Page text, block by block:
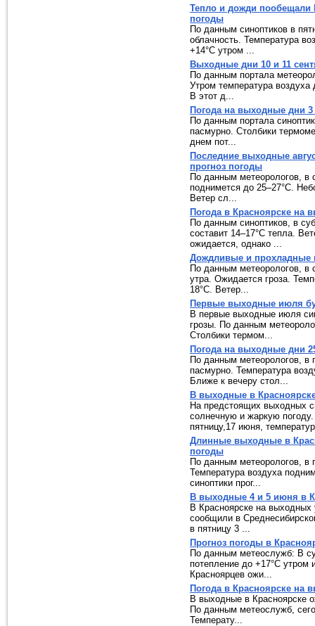
Тепло и дожди пообещали
погоды
По данным синоптиков в
облачность. Температура
+14°C утром ...
Выходные дни 10 и 11
По данным портала
Утром температура воздуха
В этот д...
Погода на выходные дни
По данным портала
пасмурно. Столбики
днем пот...
Последние выходные
прогноз погоды
По данным метеорологов, в
поднимется до 25–27°C.
Ветер сл...
Погода в Красноярске на
По данным синоптиков, в
составит 14–17°C тепла.
ожидается, однако ...
Дождливые и прохладные
По данным метеорологов, в
утра. Ожидается гроза.
18°C. Ветер...
Первые выходные июля
В первые выходные июля
грозы. По данным
Столбики термом...
Погода на выходные дни
По данным метеорологов, в
пасмурно. Температура
Ближе к вечеру стол...
В выходные в
На предстоящих выходных
солнечную и жаркую
пятницу,17 июня,
Длинные выходные в
погоды
По данным метеорологов, в
Температура воздуха
синоптики прог...
В выходные 4 и 5 июня в
В Красноярске на выходных
сообщили в
в пятницу 3 ...
Прогноз погоды в
По данным метеослужб: В
потепление до +17°C утром
Красноярцев ожи...
Погода в Красноярске на
В выходные в Красноярске
По данным метеослужб,
Температу...